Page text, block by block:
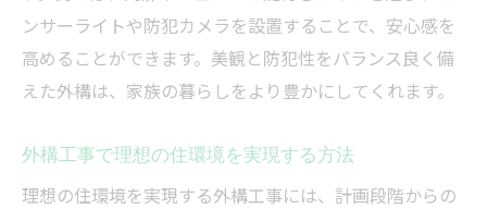
ンサーライトや防犯カメラを設置することで、安心感を
高めることができます。美観と防犯性をバランス良く備
えた外構は、家族の暮らしをより豊かにしてくれます。
外構工事で理想の住環境を実現する方法
理想の住環境を実現する外構工事には、計画段階からの